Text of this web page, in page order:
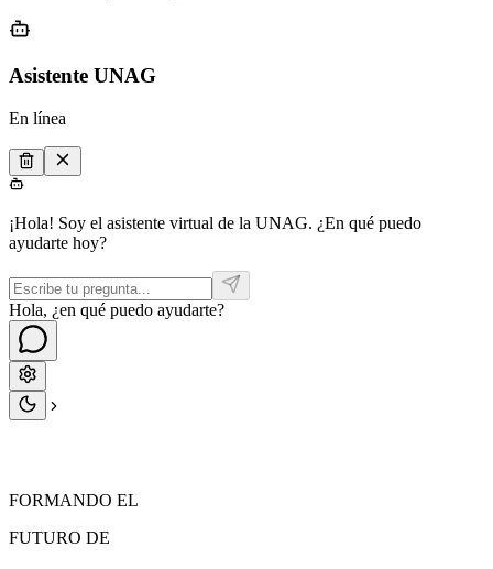
Asistente UNAG
En línea
¡Hola! Soy el asistente virtual de la UNAG. ¿En qué puedo
ayudarte hoy?
Hola, ¿en qué puedo ayudarte?
FORMANDO EL
FUTURO DE